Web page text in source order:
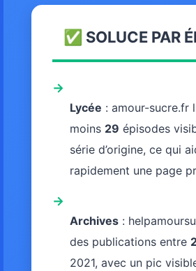
✅ SOLUCE PAR
→
Lycée : amour-sucre.fr
moins 29 épisodes
série d’origine, ce qui
rapidement une page
→
Archives :
des publications entre
2021, avec un pic